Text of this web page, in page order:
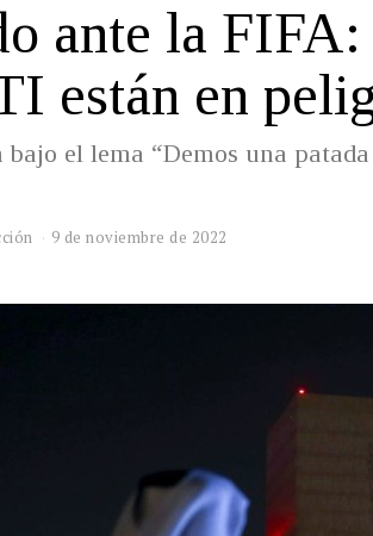
ante la FIFA:
están en
bajo el lema “Demos una
9 de noviembre de 2022